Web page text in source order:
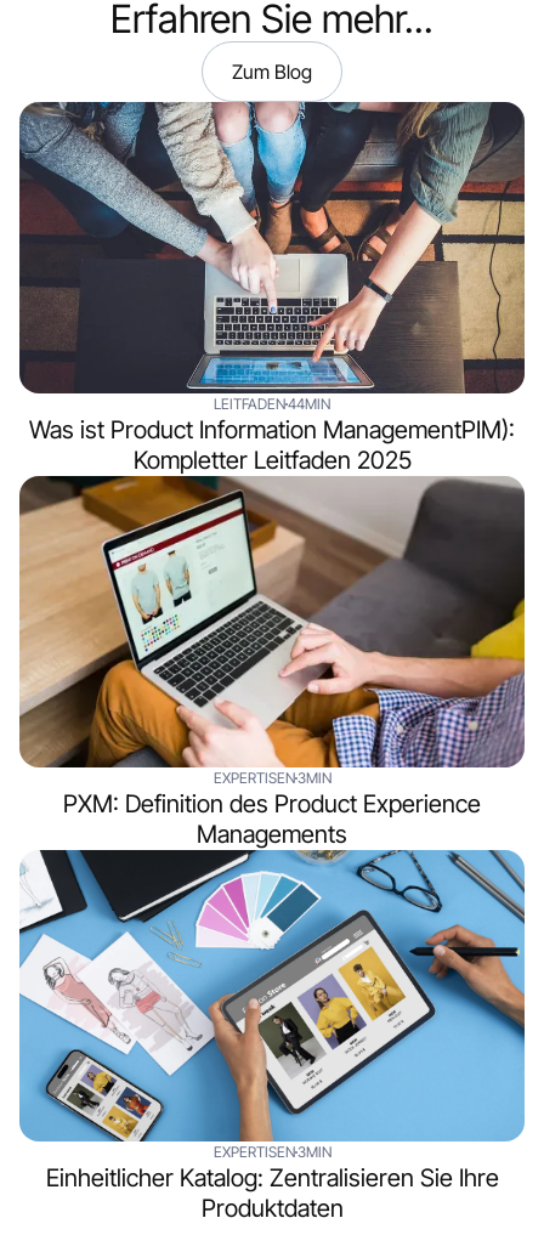
Erfahren Sie mehr...
Zum Blog
LEITFADEN44MIN
Was ist Product Information ManagementPIM):
Kompletter Leitfaden 2025
EXPERTISEN3MIN
PXM: Definition des Product Experience
Managements
EXPERTISEN3MIN
Einheitlicher Katalog: Zentralisieren Sie Ihre
Produktdaten